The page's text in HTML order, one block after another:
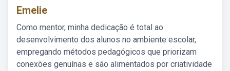
Emelie
Como mentor, minha dedicação é total ao
desenvolvimento dos alunos no ambiente escolar,
empregando métodos pedagógicos que priorizam
conexões genuínas e são alimentados por criatividade